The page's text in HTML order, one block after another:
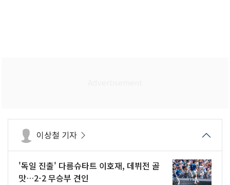
이상철 기자
'독일 진출' 다름슈타트 이호재, 데뷔전 골
맛…2-2 무승부 견인